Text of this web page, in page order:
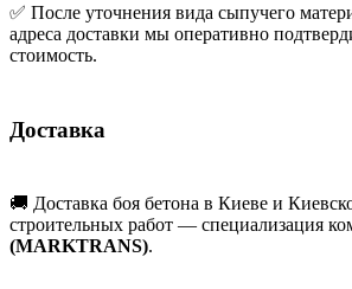
✅ После уточнения вида сыпучего
адреса доставки мы оперативно
стоимость.
Доставка
🚚 Доставка боя бетона в Киеве и
строительных работ — специализация
(MARKTRANS).